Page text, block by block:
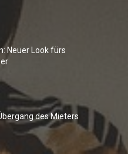
Neuer Look fürs
des Mieters